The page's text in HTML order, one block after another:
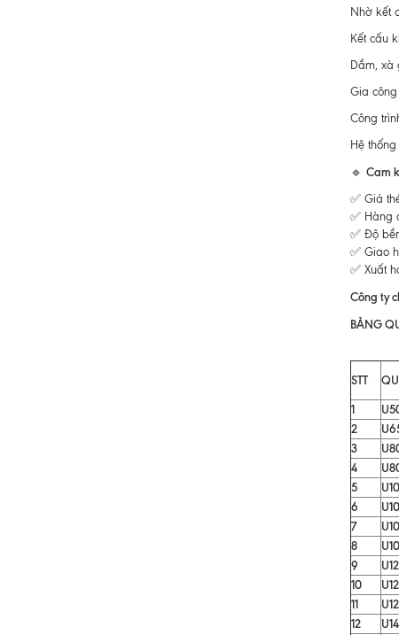
Nhờ kết
Kết cấu
Dầm, xà
Gia
Công
Hệ
🔹 Cam
✅ Giá
✅ Hàng
✅ Độ
✅ Giao
✅ Xuất
Công ty
BẢNG
STT
1
2
3
4
5
6
7
8
9
10
11
12